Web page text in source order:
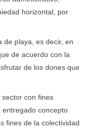
horizontal, por
de playa, es decir, en
de acuerdo con la
de los dones que
con fines
entregado concepto
fines de la colectividad